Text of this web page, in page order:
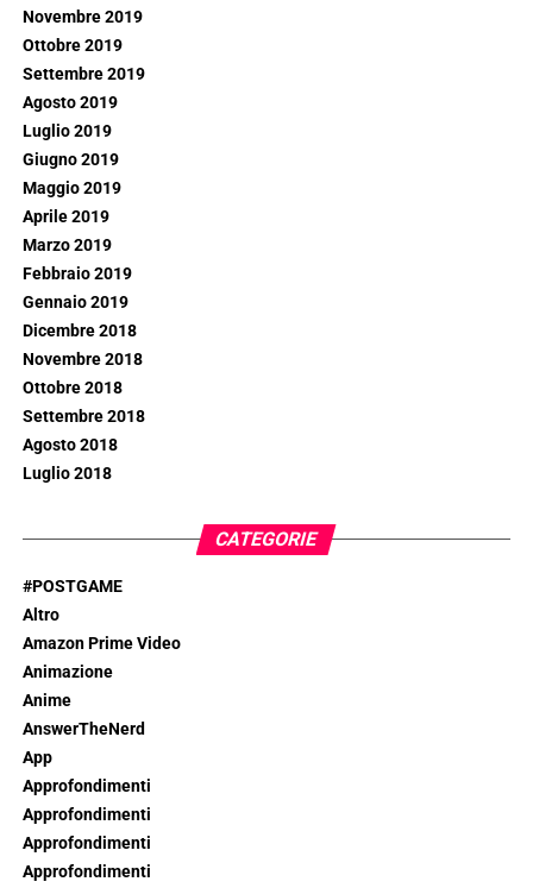
Novembre 2019
Ottobre 2019
Settembre 2019
Agosto 2019
Luglio 2019
Giugno 2019
Maggio 2019
Aprile 2019
Marzo 2019
Febbraio 2019
Gennaio 2019
Dicembre 2018
Novembre 2018
Ottobre 2018
Settembre 2018
Agosto 2018
Luglio 2018
CATEGORIE
#POSTGAME
Altro
Amazon Prime Video
Animazione
Anime
AnswerTheNerd
App
Approfondimenti
Approfondimenti
Approfondimenti
Approfondimenti